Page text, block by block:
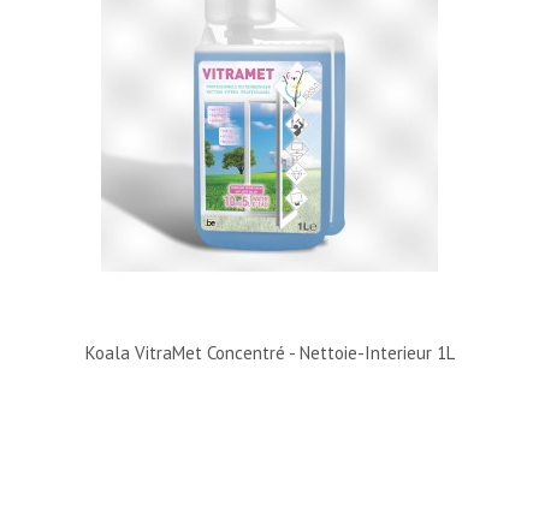
Koala VitraMet Concentré - Nettoie-Interieur 1L